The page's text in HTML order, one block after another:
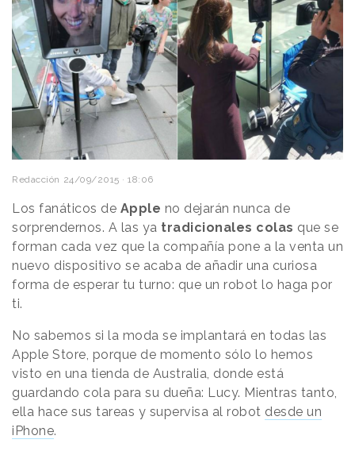
Redacción 24/09/2015 · 18:06
Los fanáticos de Apple no dejarán nunca de
sorprendernos. A las ya tradicionales colas que se
forman cada vez que la compañía pone a la venta un
nuevo dispositivo se acaba de añadir una curiosa
forma de esperar tu turno: que un robot lo haga por
ti.
No sabemos si la moda se implantará en todas las
Apple Store, porque de momento sólo lo hemos
visto en una tienda de Australia, donde está
guardando cola para su dueña: Lucy. Mientras tanto,
ella hace sus tareas y supervisa al robot desde un
iPhone.